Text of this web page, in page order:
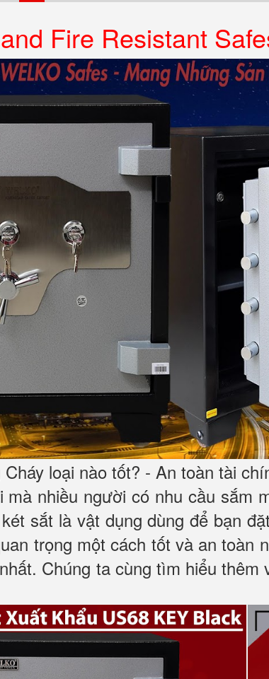
Fire Resistant
loại nào tốt? - An toàn tài
nhiều người có nhu cầu sắm
sắt là vật dụng dùng để bạn
trọng một cách tốt và an toàn
Chúng ta cùng tìm hiểu